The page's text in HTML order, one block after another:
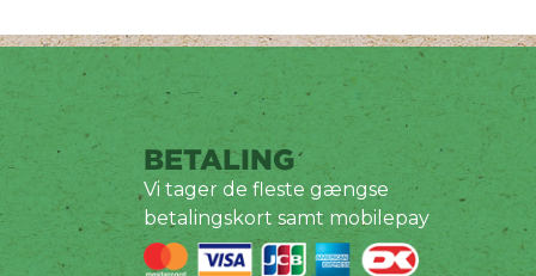
BETALING
Vi tager de fleste gængse
betalingskort samt mobilepay